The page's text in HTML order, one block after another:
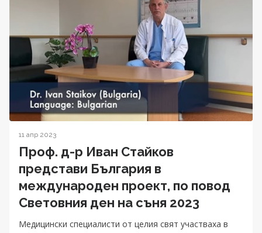
11 апр 2023
Проф. д-р Иван Стайков
представи България в
международен проект, по повод
Световния ден на съня 2023
Медицински специалисти от целия свят участваха в